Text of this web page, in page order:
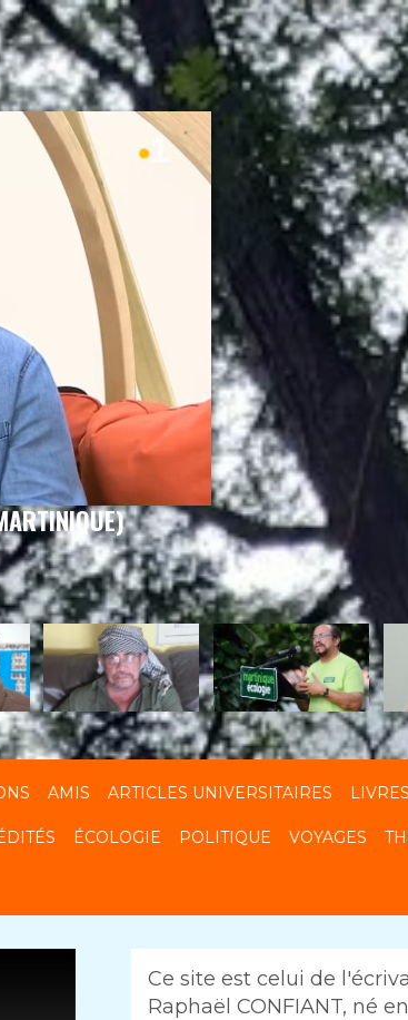
AMIS ARTICLES UNIVERSITAIRES
ÉCOLOGIE POLITIQUE VOYAGES
Ce site est celui de
Raphaël CONFIANT, né